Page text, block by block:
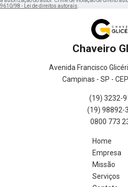
9610/98 - Lei de direitos autorais
Chaveiro
Avenida Francisco
Campinas - SP -
(19) 3232-
(19) 98892-
0800 773
Home
Empresa
Missão
Serviços